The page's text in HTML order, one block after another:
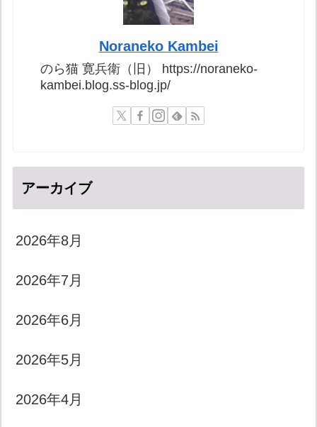
Noraneko Kambei
のら猫 寛兵衛（旧） https://noraneko-
kambei.blog.ss-blog.jp/
アーカイブ
2026年8月
2026年7月
2026年6月
2026年5月
2026年4月